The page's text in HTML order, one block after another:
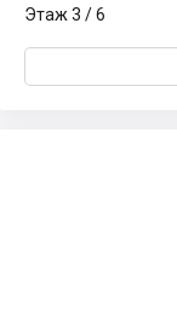
Этаж 3 / 6